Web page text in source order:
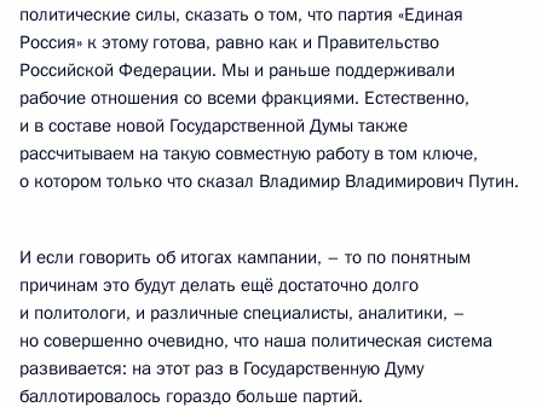
политические силы, сказать о том, что партия «Единая
Россия» к этому готова, равно как и Правительство
Российской Федерации. Мы и раньше поддерживали
рабочие отношения со всеми фракциями. Естественно,
и в составе новой Государственной Думы также
рассчитываем на такую совместную работу в том ключе,
о котором только что сказал Владимир Владимирович Путин.
И если говорить об итогах кампании, – то по понятным
причинам это будут делать ещё достаточно долго
и политологи, и различные специалисты, аналитики, –
но совершенно очевидно, что наша политическая система
развивается: на этот раз в Государственную Думу
баллотировалось гораздо больше партий.